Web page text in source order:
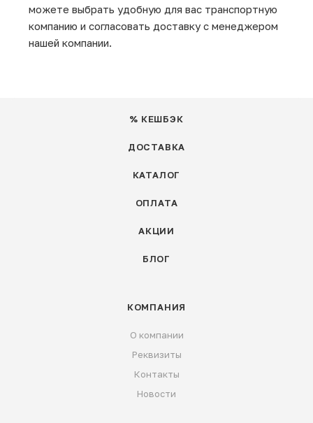
можете выбрать удобную для вас транспортную
компанию и согласовать доставку с менеджером
нашей компании.
% КЕШБЭК
ДОСТАВКА
КАТАЛОГ
ОПЛАТА
АКЦИИ
БЛОГ
КОМПАНИЯ
О компании
Реквизиты
Контакты
Новости